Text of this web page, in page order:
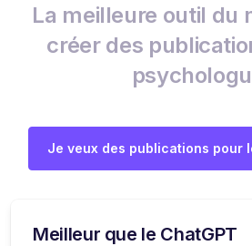
La meilleure outil du
créer des
Je veux des publications pour
Meilleur que le ChatGPT